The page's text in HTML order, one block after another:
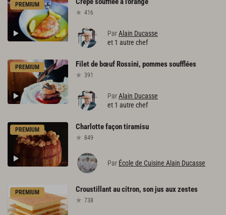
PREMIUM
416
ParAlain Ducasse
et 1 autre chef
PREMIUM Filetde bœuf Rossini, pommessoufflées
391
ParAlain Ducasse
et 1 autre chef
PREMIUM Charlottefaçontiramisu
849
Par École de Cuisine Alain Ducasse
PREMIUM Croustillantaucitron, sonjusauxzestes
738